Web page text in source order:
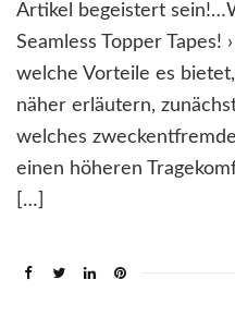
Artikel begeistert
Seamless Topper Tapes!
welche Vorteile es
näher erläutern,
welches
einen höheren
[…]